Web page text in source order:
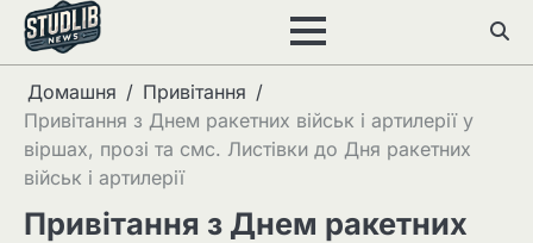
Перейти
вмісту
Домашня
Привітання
Привітання з Днем ракетних військ і артилерії у
віршах, прозі та смс. Листівки до Дня ракетних
військ і артилерії
Привітання з Днем ракетних